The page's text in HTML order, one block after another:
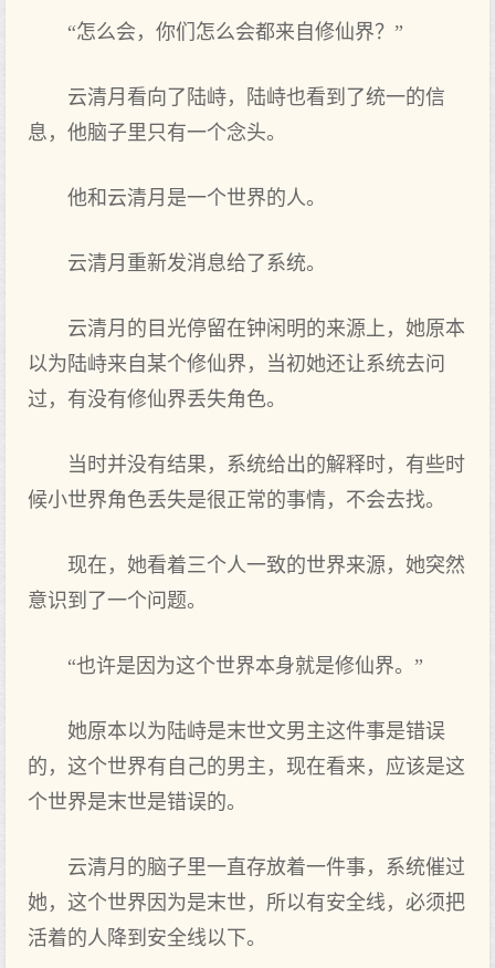
“怎么会，你们怎么会都来自修仙界？”
云清月看向了陆峙，陆峙也看到了统一的信
息，他脑子里只有一个念头。
他和云清月是一个世界的人。
云清月重新发消息给了系统。
云清月的目光停留在钟闲明的来源上，她原本
以为陆峙来自某个修仙界，当初她还让系统去问
过，有没有修仙界丢失角色。
当时并没有结果，系统给出的解释时，有些时
候小世界角色丢失是很正常的事情，不会去找。
现在，她看着三个人一致的世界来源，她突然
意识到了一个问题。
“也许是因为这个世界本身就是修仙界。”
她原本以为陆峙是末世文男主这件事是错误
的，这个世界有自己的男主，现在看来，应该是这
个世界是末世是错误的。
云清月的脑子里一直存放着一件事，系统催过
她，这个世界因为是末世，所以有安全线，必须把
活着的人降到安全线以下。